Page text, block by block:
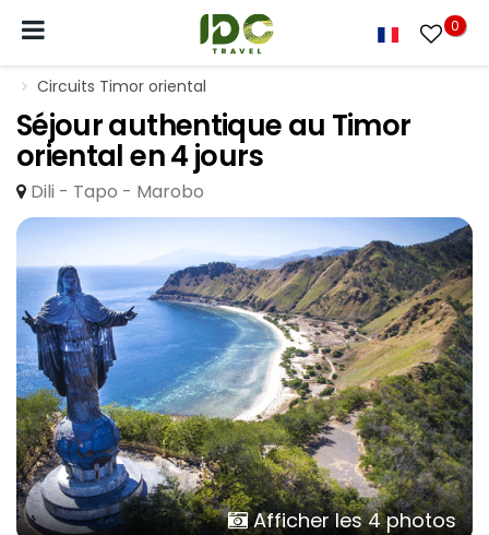
0
Circuits Timor oriental
Séjour authentique au Timor
oriental en 4 jours
Dili - Tapo - Marobo
Afficher les 4 photos